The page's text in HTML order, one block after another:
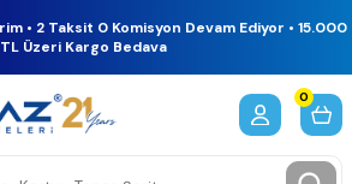
• 2 Taksit 0 Komisyon Devam Ediyor • 15.000
TL Üzeri Kargo Bedava
0